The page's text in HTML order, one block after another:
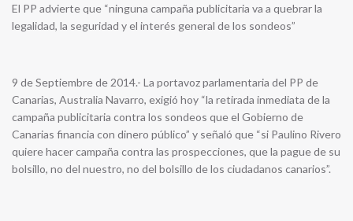
El PP advierte que “ninguna campaña publicitaria va a quebrar la
legalidad, la seguridad y el interés general de los sondeos”
9 de Septiembre de 2014.- La portavoz parlamentaria del PP de
Canarias, Australia Navarro, exigió hoy “la retirada inmediata de la
campaña publicitaria contra los sondeos que el Gobierno de
Canarias financia con dinero público” y señaló que “si Paulino Rivero
quiere hacer campaña contra las prospecciones, que la pague de su
bolsillo, no del nuestro, no del bolsillo de los ciudadanos canarios”.